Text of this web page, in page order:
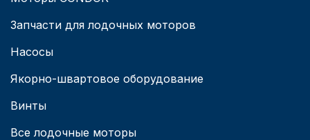
Запчасти для лодочных моторов
Насосы
Якорно-швартовое оборудование
Винты
Все лодочные моторы